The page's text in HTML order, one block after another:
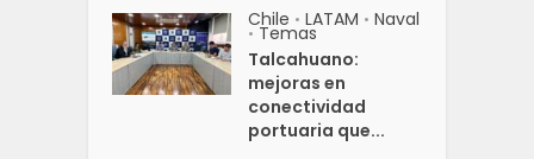
Chile • LATAM • Naval
• Temas
Talcahuano:
mejoras en
conectividad
portuaria que...